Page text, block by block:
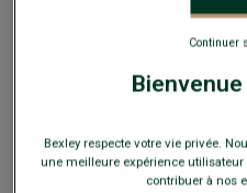
pointure
Bexley respecte votre vie privée.
une meilleure expérience
contribuer à nos
Continuer